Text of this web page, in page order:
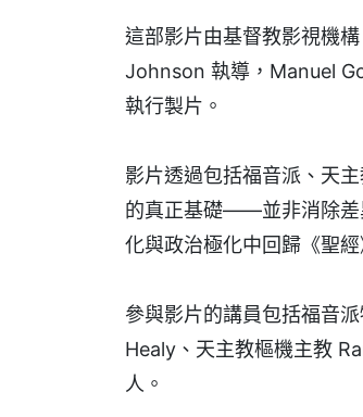
這部影片由基督教影視機
Johnson 執導，Manuel
執行製片。
影片透過包括福音派、天
的真正基礎——並非消除差
化與政治極化中回歸《聖
參與影片的講員包括福音
Healy、天主教樞機主教
人。